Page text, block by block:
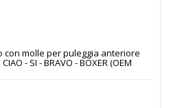
con molle per puleggia anteriore
- SI - BRAVO - BOXER (OEM